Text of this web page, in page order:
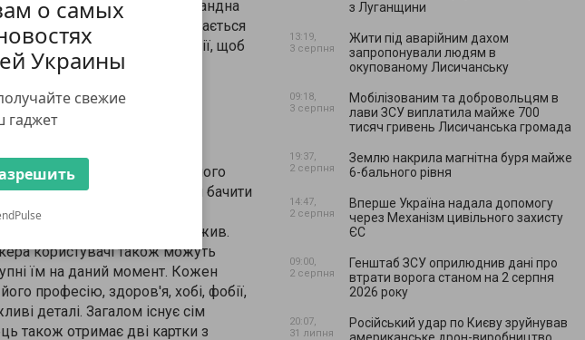
о самых
Украины
свежие
гаджет
гри також стоїть командна
людям. Цей вибір визначається
використовувати дискусії, щоб
Виберіть одного ведучого.
колоду карт для кожного
щоб усі гравці могли бачити
одну з семи карт
і кількість тих, хто вижив.
користувачі також можуть
їм на даний момент. Кожен
професію, здоров'я, хобі, фобії,
деталі. Загалом існує сім
також отримає дві картки з
з Луганщини
Жити під аварійним дахом
запропонували людям в
окупованому Лисичанську
13:19,
3 серпня
Мобілізованим та добровольцям в
лави ЗСУ виплатила майже 700
тисяч гривень Лисичанська громада
09:18,
3 серпня
Землю накрила магнітна буря майже
6-бального рівня
19:37,
2 серпня
Вперше Україна надала допомогу
через Механізм цивільного захисту
ЄС
14:47,
2 серпня
Генштаб ЗСУ оприлюднив дані про
втрати ворога станом на 2 серпня
2026 року
09:00,
2 серпня
Російський удар по Києву зруйнував
20:07,
31 липня